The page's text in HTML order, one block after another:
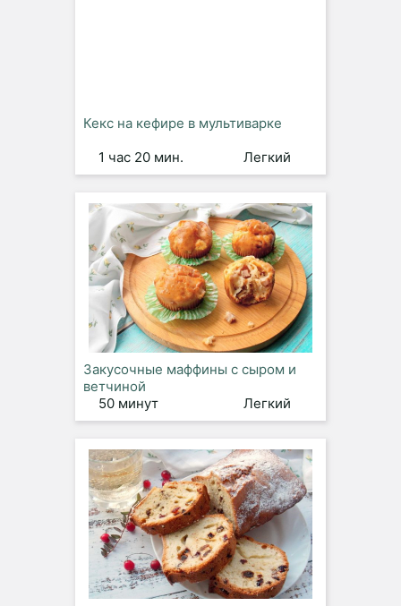
Кекс на кефире в мультиварке
1 час 20 мин.
Легкий
Закусочные маффины с сыром и
ветчиной
50 минут
Легкий